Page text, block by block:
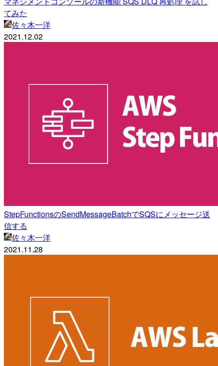
てみた
佐々木一洋
2021.12.02
StepFunctionsのSendMessageBatchでSQSにメッセージ送
信する
佐々木一洋
2021.11.28